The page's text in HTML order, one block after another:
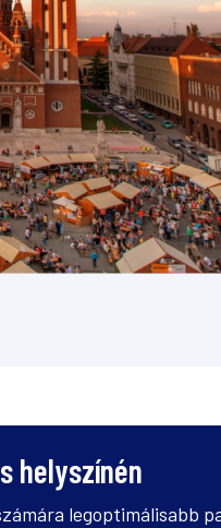
helyszínén
legoptimálisabb